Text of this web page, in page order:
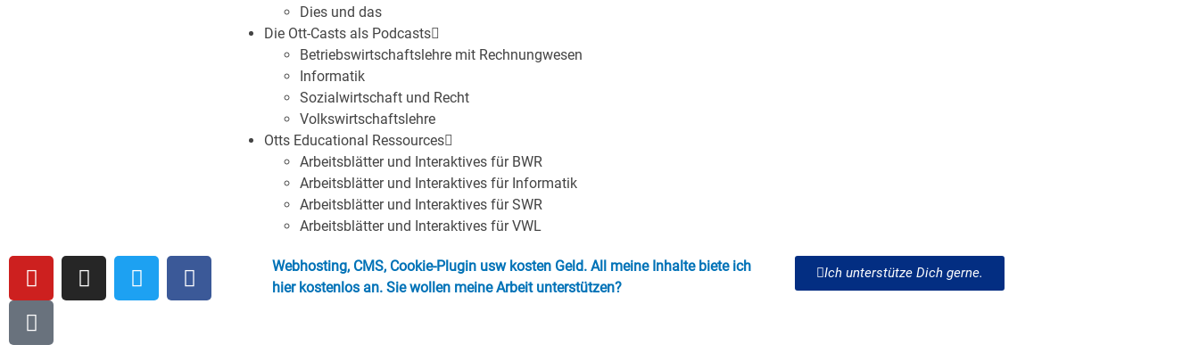
Dies und das
Die Ott-Casts als Podcasts
Betriebswirtschaftslehre mit Rechnungwesen
Informatik
Sozialwirtschaft und Recht
Volkswirtschaftslehre
Otts Educational Ressources
Arbeitsblätter und Interaktives für BWR
Arbeitsblätter und Interaktives für Informatik
Arbeitsblätter und Interaktives für SWR
Arbeitsblätter und Interaktives für VWL
Webhosting, CMS, Cookie-Plugin usw kosten Geld. All meine Inhalte biete ich
hier kostenlos an. Sie wollen meine Arbeit unterstützen?
Ich unterstütze Dich gerne.